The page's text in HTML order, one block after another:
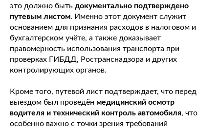
это должно быть документально подтверждено
путевым листом. Именно этот документ служит
основанием для признания расходов в налоговом и
бухгалтерском учёте, а также доказывает
правомерность использования транспорта при
проверках ГИБДД, Ространснадзора и других
контролирующих органов.
Кроме того, путевой лист подтверждает, что перед
выездом был проведён медицинский осмотр
водителя и технический контроль автомобиля, что
особенно важно с точки зрения требований